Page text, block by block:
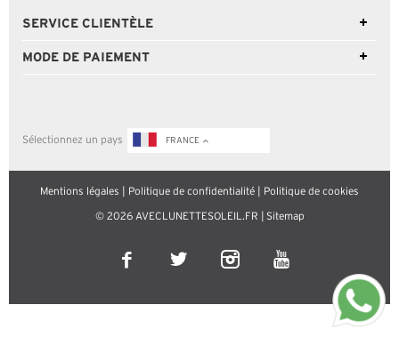
SERVICE CLIENTÈLE
MODE DE PAIEMENT
Sélectionnez un pays FRANCE
Mentions légales Politique de confidentialité Politique de cookies
© 2026 AVECLUNETTESOLEIL.FR | Sitemap